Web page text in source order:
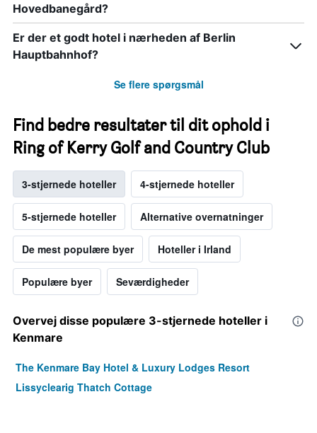
Hovedbanegård?
Er der et godt hotel i nærheden af Berlin
Hauptbahnhof?
Se flere spørgsmål
Find bedre resultater til dit ophold i
Ring of Kerry Golf and Country Club
3-stjernede hoteller 4-stjernede hoteller
5-stjernede hoteller Alternative overnatninger
De mest populære byer Hoteller i Irland
Populære byer Seværdigheder
Overvej disse populære 3-stjernede hoteller i
Kenmare
The Kenmare Bay Hotel & Luxury Lodges Resort
Lissyclearig Thatch Cottage